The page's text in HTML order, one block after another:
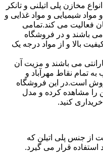
مخازن پلی اتیلنی و تانکر
شیمیایی و مواد غذایی و
فعالیت می کند.تمامی
می باشند و در فروشگاه
بالا و از مواد درجه یک
آبی دارای 60 ماه گارانتی می باشند و مزیت آن
تمام نقاط مهرآباد و
است.در این فروشگاه
را مشاهده کرده و مدل
کنید.
از جنس پلی اتیلن که
استفاده قرار می گیرد.